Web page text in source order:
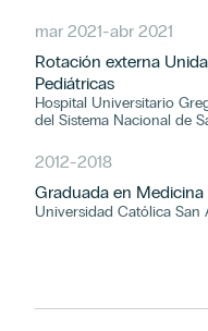
mar 2021-abr 2021
Rotación externa
Pediátricas
Hospital Universitario
del Sistema Nacional de
2012-2018
Graduada en Medicina
Universidad Católica